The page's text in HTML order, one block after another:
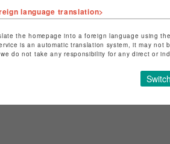
ショップお問い合わせ
language translation>
the homepage into a foreign language using
is an automatic translation system, it may
do not take any responsibility for any direct or